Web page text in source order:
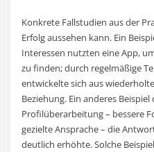
Konkrete Fallstudien aus der
Erfolg aussehen kann. Ein
Interessen nutzten eine App,
zu finden; durch regelmäßige
entwickelte sich aus
Beziehung. Ein anderes
Profilüberarbeitung – bessere
gezielte Ansprache – die
deutlich erhöhte. Solche